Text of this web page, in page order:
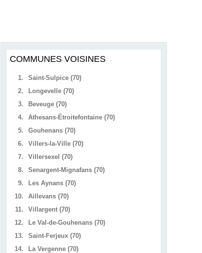
COMMUNES VOISINES
1.
Saint-Sulpice (70)
2.
Longevelle (70)
3.
Beveuge (70)
4.
Athesans-Étroitefontaine (70)
5.
Gouhenans (70)
6.
Villers-la-Ville (70)
7.
Villersexel (70)
8.
Senargent-Mignafans (70)
9.
Les Aynans (70)
10.
Aillevans (70)
11.
Villargent (70)
12.
Le Val-de-Gouhenans (70)
13.
Saint-Ferjeux (70)
14.
La Vergenne (70)